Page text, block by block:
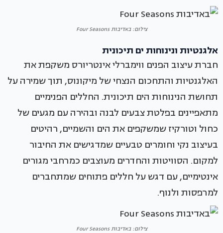
צילום: באדיבות Four Seasons
אלגנטיות ונינוחות ים תיכונית
חברת עיצוב הפנים ווימברלי אינטריורס משקפת את
האלגנטיות והתחכום הנצחי של מיקונוס, תוך שמירה על
תחושת הנינוחות הים תיכונית. החללים הפנימיים
מתאפיינים בפלטת צבעים לבנה ובהירה עם מגעים של
כחול וטורקיז שמשקפים את הים והשמיים, רהיטים
בעיצוב נקי וחומרים טבעיים שמדגישים את החיבור
למקום. הסוויטות והחדרים מעוצבים כמרחבי מגורים
אינטימיים, עם דגש על חללים פתוחים שמתחברים
למרפסות ולנוף.
צילום: באדיבות Four Seasons